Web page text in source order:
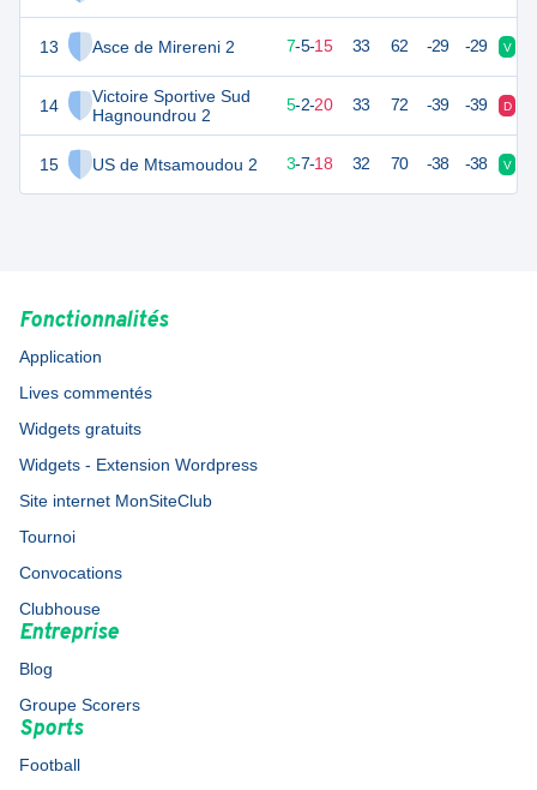
13 Asce de Mirereni 2
14
Victoire Sportive Sud
Hagnoundrou 2
15 US de Mtsamoudou 2
25 7-5-15 33 62 -29 -29 V
16 28 5-2-20 33 72 -39 -39 D
-13 28 3-7-18 32 70 -38 -38 V
Fonctionnalités
Application
Lives commentés
Widgets gratuits
Widgets - Extension Wordpress
Site internet MonSiteClub
Tournoi
Convocations
Clubhouse
Entreprise
Blog
Groupe Scorers
Sports
Football